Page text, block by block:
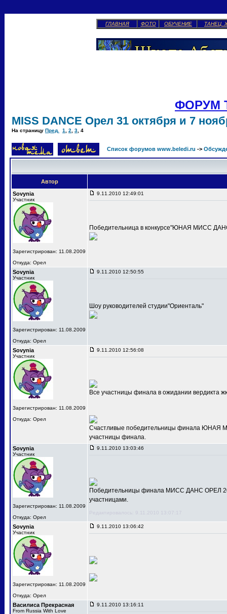
ГЛАВНАЯ ФОТО ОБУЧЕНИЕ ТАНЕЦ
ФОРУМ
MISS DANCE Орел 31 октября и 7
На страницу Пред. 1 2 3 4
Список форумов www.beledi.ru ->
Автор
Sovynia
Участник
Зарегистрирован: 11.08.2009
Откуда: Орел
9.11.2010 12:49:01
Победительница в конкурсе"ЮНАЯ МИСС
Sovynia
Участник
Зарегистрирован: 11.08.2009
Откуда: Орел
9.11.2010 12:50:55
Шоу руководителей студии"Ориенталь"
Sovynia
Участник
Зарегистрирован: 11.08.2009
Откуда: Орел
9.11.2010 12:56:08
Все участницы финала в ожидании вердикта
Счастливые победительницы финала ЮНАЯ
участницы финала.
Sovynia
Участник
Зарегистрирован: 11.08.2009
Откуда: Орел
9.11.2010 13:03:46
Победительницы финала МИСС ДАНС ОРЕЛ
участницами.
Редактировалось: 9.11.2010 13:07:17
Sovynia
Участник
Зарегистрирован: 11.08.2009
Откуда: Орел
9.11.2010 13:06:42
Василиса Прекрасная
From Russia With Love
9.11.2010 13:16:11